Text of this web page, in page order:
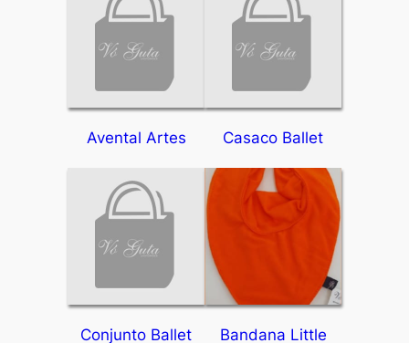
Avental Artes Casaco Ballet
Conjunto Ballet
Bandana Little